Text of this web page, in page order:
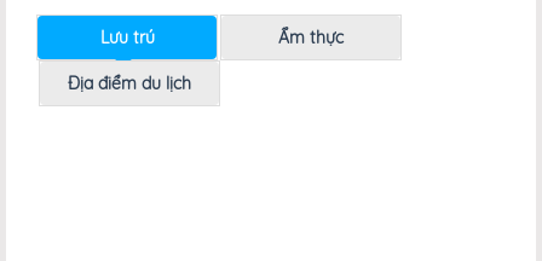
Lưu trú Ẩm thực
Địa điểm du lịch